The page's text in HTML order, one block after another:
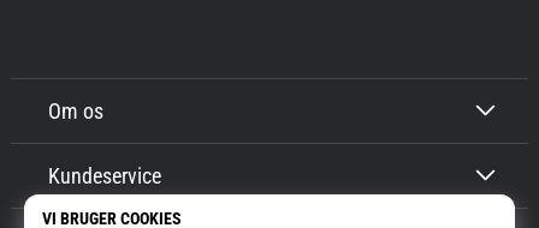
Om os
Kundeservice